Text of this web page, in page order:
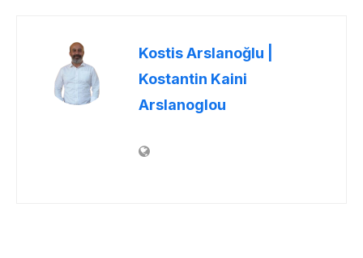
Kostis Arslanoğlu |
Kostantin Kaini
Arslanoglou